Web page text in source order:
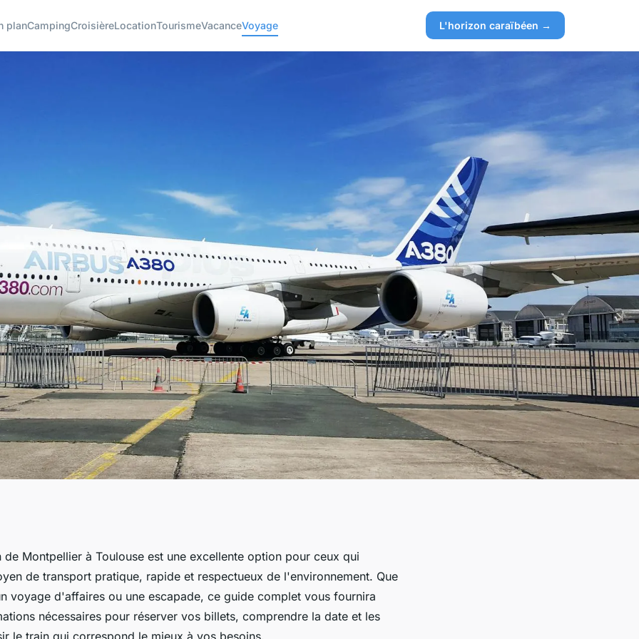
planCampingCroisièreLocationTourismeVacanceVoyage L'horizon caraïbéen →
à
efficace et
de Montpellier à Toulouse est une excellente option pour ceux qui
de transport pratique, rapide et respectueux de l'environnement. Que
voyage d'affaires ou une escapade, ce guide complet vous fournira
nécessaires pour réserver vos billets, comprendre la date et les
le train qui correspond le mieux à vos besoins.